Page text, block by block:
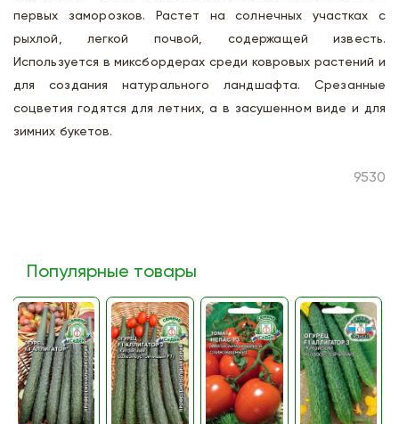
первых заморозков. Растет на солнечных участках с
рыхлой, легкой почвой, содержащей известь.
Используется в миксбордерах среди ковровых растений и
для создания натурального ландшафта. Срезанные
соцветия годятся для летних, а в засушенном виде и для
зимних букетов.
9530
Популярные товары